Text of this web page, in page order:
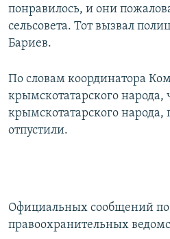
понравилось, и они
сельсовета. Тот вызвал
Бариев.
По словам координатора
крымскотатарского
крымскотатарского народа,
отпустили.
Официальных сообщений по
правоохранительных